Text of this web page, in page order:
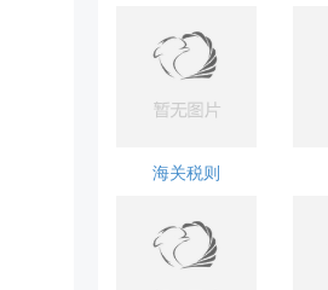
海关税则